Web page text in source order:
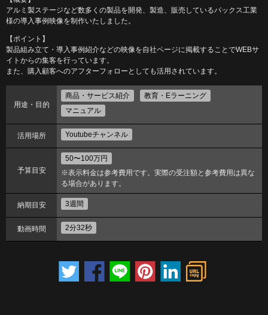
アルミ製ステージなど数多くの製品を開発、製造、販売しているパックス工業
様の導入事例映像を制作いたしました。
【ポイント】
製品組み立て・導入事例紹介などの映像を自社ページに掲載することでWEBサ
イトからの集客を行っています。
また、購入顧客へのアフターフォローとしても活用されています。
用途・目的
商品・サービス紹介
教育・Eラーニング
マニュアル
活用場所 Youtubeチャンネル
予算目安
50〜100万円
※表示料金は参考費用です。実際の受注額と参考費用は異な
る場合があります。
納期目安 3週間
動画時間 2分32秒